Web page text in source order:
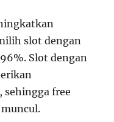
slot dengan
Slot dengan
sehingga free